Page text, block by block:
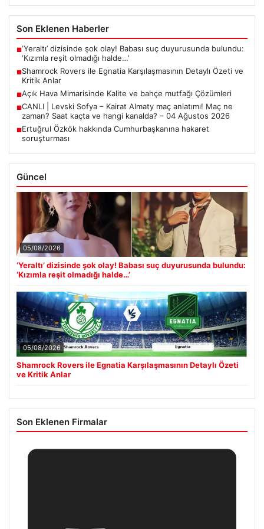
Son Eklenen Haberler
■‘Yeraltı’ dizisinde şok olay! Babası suç duyurusunda bulundu:
‘Kızımla reşit olmadığı halde…’
■Shamrock Rovers ile Egnatia Karşılaşmasının Detaylı Özeti ve
Kritik Anlar
■Açık Hava Mimarisinde Kalite ve bahçe mutfağı Çözümleri
■CANLI | Levski Sofya – Kairat Almaty maç anlatımı! Maç ne
zaman? Saat kaçta ve hangi kanalda? – 04 Ağustos 2026
■Ertuğrul Özkök hakkında Cumhurbaşkanına hakaret
soruşturması
Güncel
05/08/2026
‘Yeraltı’ dizisinde şok olay! Babası suç duyurusunda bulundu:
‘Kızımla reşit olmadığı halde…’
05/08/2026
Shamrock Rovers ile Egnatia Karşılaşmasının Detaylı Özeti
ve Kritik Anlar
Son Eklenen Firmalar